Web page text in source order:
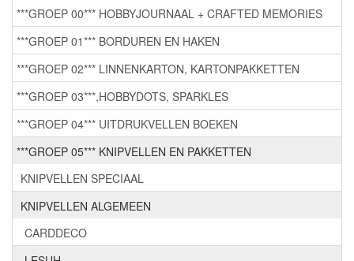
***GROEP 00*** HOBBYJOURNAAL + CRAFTED MEMORIES
***GROEP 01*** BORDUREN EN HAKEN
***GROEP 02*** LINNENKARTON, KARTONPAKKETTEN
***GROEP 03***,HOBBYDOTS, SPARKLES
***GROEP 04*** UITDRUKVELLEN BOEKEN
***GROEP 05*** KNIPVELLEN EN PAKKETTEN
KNIPVELLEN SPECIAAL
KNIPVELLEN ALGEMEEN
CARDDECO